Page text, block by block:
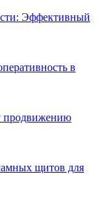
Эффективный
в
продвижению
щитов для